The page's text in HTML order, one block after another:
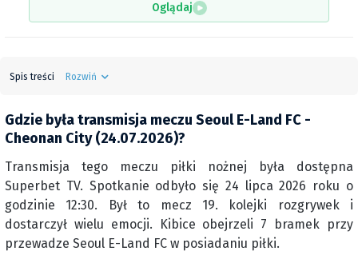
Oglądaj
Spis treści Rozwiń
Gdzie była transmisja meczu Seoul E-Land FC -
Cheonan City (24.07.2026)?
Transmisja tego meczu piłki nożnej była dostępna
Superbet TV. Spotkanie odbyło się 24 lipca 2026 roku o
godzinie 12:30. Był to mecz 19. kolejki rozgrywek i
dostarczył wielu emocji. Kibice obejrzeli 7 bramek przy
przewadze Seoul E-Land FC w posiadaniu piłki.